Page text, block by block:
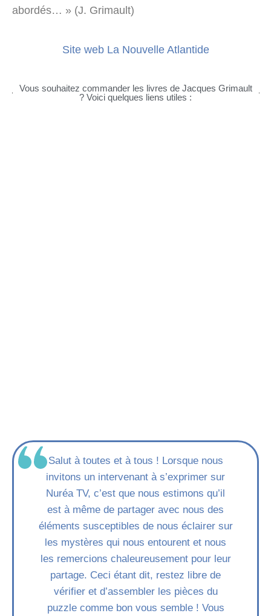
abordés… » (J. Grimault)
Site web La Nouvelle Atlantide
Vous souhaitez commander les livres de Jacques Grimault
? Voici quelques liens utiles :
Salut à toutes et à tous ! Lorsque nous
invitons un intervenant à s’exprimer sur
Nuréa TV, c’est que nous estimons qu’il
est à même de partager avec nous des
éléments susceptibles de nous éclairer sur
les mystères qui nous entourent et nous
les remercions chaleureusement pour leur
partage. Ceci étant dit, restez libre de
vérifier et d’assembler les pièces du
puzzle comme bon vous semble ! Vous